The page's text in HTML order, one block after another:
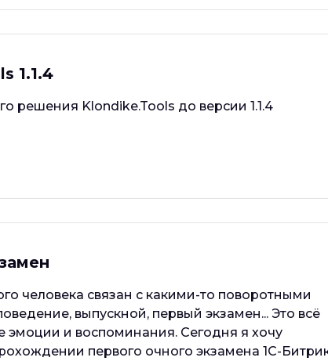
1.1.4
решения Klondike.Tools до версии 1.1.4
человека связан с какими-то поворотными
выпускной, первый экзамен... Это всё
и воспоминания. Сегодня я хочу
первого очного экзамена 1С-